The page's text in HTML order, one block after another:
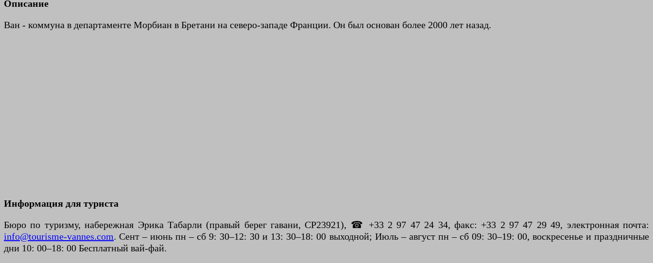
Описание
Ван - коммуна в департаменте Морбиан в Бретани на северо-западе Франции. Он был основан более 2000 лет назад.
Информация для туриста
Бюро по туризму, набережная Эрика Табарли (правый берег гавани, CP23921), ☎ +33 2 97 47 24 34, факс: +33 2 97 47 29 49, электронная почта:
info@tourisme-vannes.com. Сент – июнь пн – сб 9: 30–12: 30 и 13: 30–18: 00 выходной; Июль – август пн – сб 09: 30–19: 00, воскресенье и праздничные
дни 10: 00–18: 00 Бесплатный вай-фай.